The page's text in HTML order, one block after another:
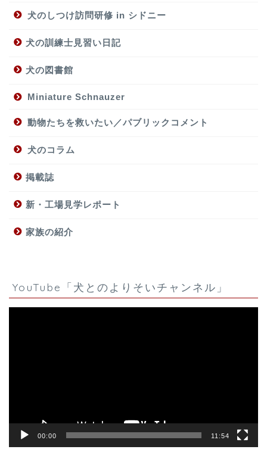
犬のしつけ訪問研修 in シドニー
犬の訓練士見習い日記
犬の図書館
Miniature Schnauzer
動物たちを救いたい／パブリックコメント
犬のコラム
掲載誌
新・工場見学レポート
家族の紹介
YouTube「犬とのよりそいチャンネル」
00:00 11:54